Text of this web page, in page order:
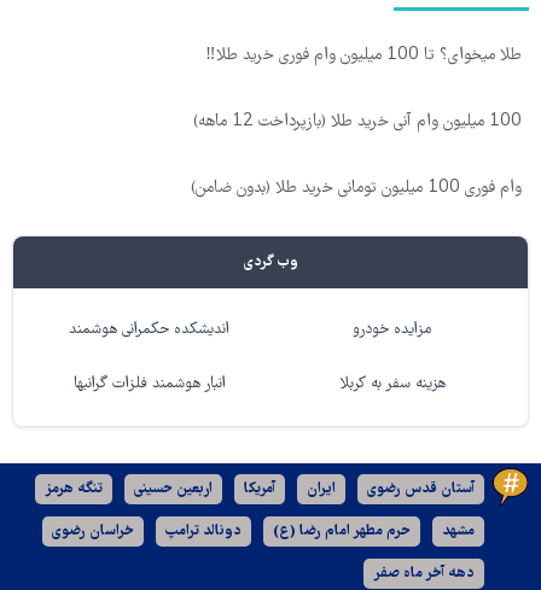
طلا میخوای؟ تا 100 میلیون وام فوری خرید طلا‼️
100 میلیون وام آنی خرید طلا (بازپرداخت 12 ماهه)
وام فوری 100 میلیون تومانی خرید طلا (بدون ضامن)
وب گردی
مزایده خودرو اندیشکده حکمرانی هوشمند
هزینه سفر به کربلا انبار هوشمند فلزات گرانبها
آستان قدس رضوی ایران آمریکا اربعین حسینی تنگه هرمز
مشهد حرم مطهر امام رضا (ع) دونالد ترامپ خراسان رضوی
دهه آخر ماه صفر